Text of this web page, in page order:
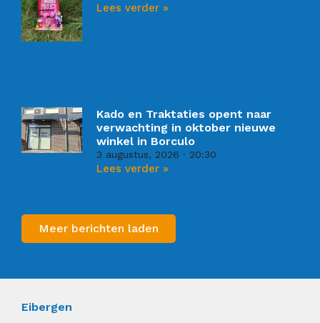
Lees verder »
Kado en Traktaties opent naar
verwachting in oktober nieuwe
winkel in Borculo
3 augustus, 2026 20:30
Lees verder »
Meer berichten laden
Eibergen